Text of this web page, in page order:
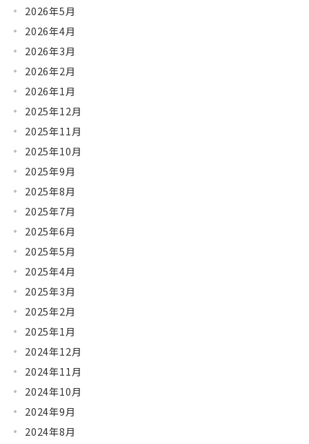
2026年5月
2026年4月
2026年3月
2026年2月
2026年1月
2025年12月
2025年11月
2025年10月
2025年9月
2025年8月
2025年7月
2025年6月
2025年5月
2025年4月
2025年3月
2025年2月
2025年1月
2024年12月
2024年11月
2024年10月
2024年9月
2024年8月